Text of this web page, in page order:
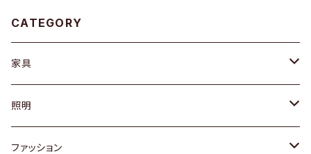
CATEGORY
家具
ソファ / ベンチ
チェア / スツール
照明
ペンダントライト
ファッション